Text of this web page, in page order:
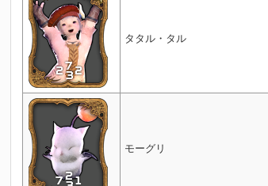
タタル・タル
モーグリ